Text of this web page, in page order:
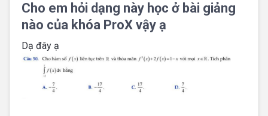
Cho em hỏi dạng này học ở bài giảng
nào của khóa ProX vậy ạ
Dạ đây ạ